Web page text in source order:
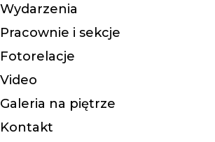
Wydarzenia
Pracownie i sekcje
Fotorelacje
Video
Galeria na piętrze
Kontakt